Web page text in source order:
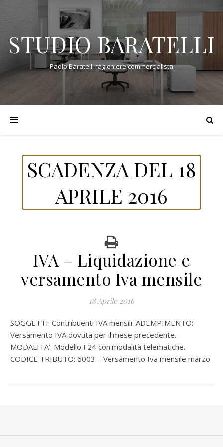
STUDIO BARATELLI
Paolo Baratelli ragioniere commercialista
SCADENZA DEL 18
APRILE 2016
IVA – Liquidazione e
versamento Iva mensile
18 Aprile 2016
SOGGETTI: Contribuenti IVA mensili. ADEMPIMENTO:
Versamento IVA dovuta per il mese precedente.
MODALITA’: Modello F24 con modalità telematiche.
CODICE TRIBUTO: 6003 – Versamento Iva mensile marzo